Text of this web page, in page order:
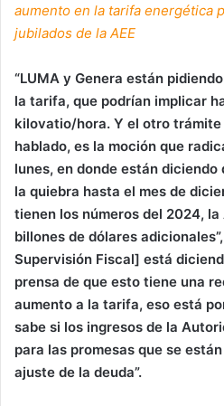
aumento en la tarifa energética
jubilados de la AEE
“LUMA y Genera están
la tarifa, que podrían implicar
kilovatio/hora. Y el otro trámite
hablado, es la moción que
lunes, en donde están diciendo
la quiebra hasta el mes de
tienen los números del 2024,
billones de dólares adicionales”,
Supervisión Fiscal] está
prensa de que esto tiene una
aumento a la tarifa, eso está
sabe si los ingresos de la
para las promesas que se
ajuste de la deuda”.